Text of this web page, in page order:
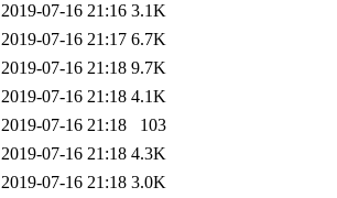
2019-07-16 21:16 3.1K
2019-07-16 21:17 6.7K
2019-07-16 21:18 9.7K
2019-07-16 21:18 4.1K
2019-07-16 21:18
103
2019-07-16 21:18 4.3K
2019-07-16 21:18 3.0K